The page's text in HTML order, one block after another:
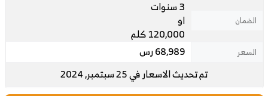
الضمان
3 سنوات
او
120,000 كلم
السعر
68,989 رس
تم تحديث الاسعار في 25 سبتمبر, 2024